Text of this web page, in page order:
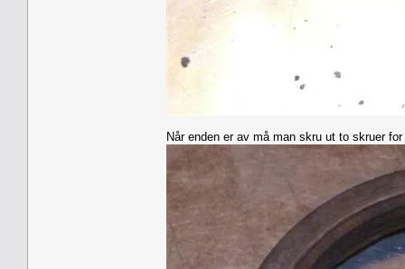
Når enden er av må man skru ut to skruer